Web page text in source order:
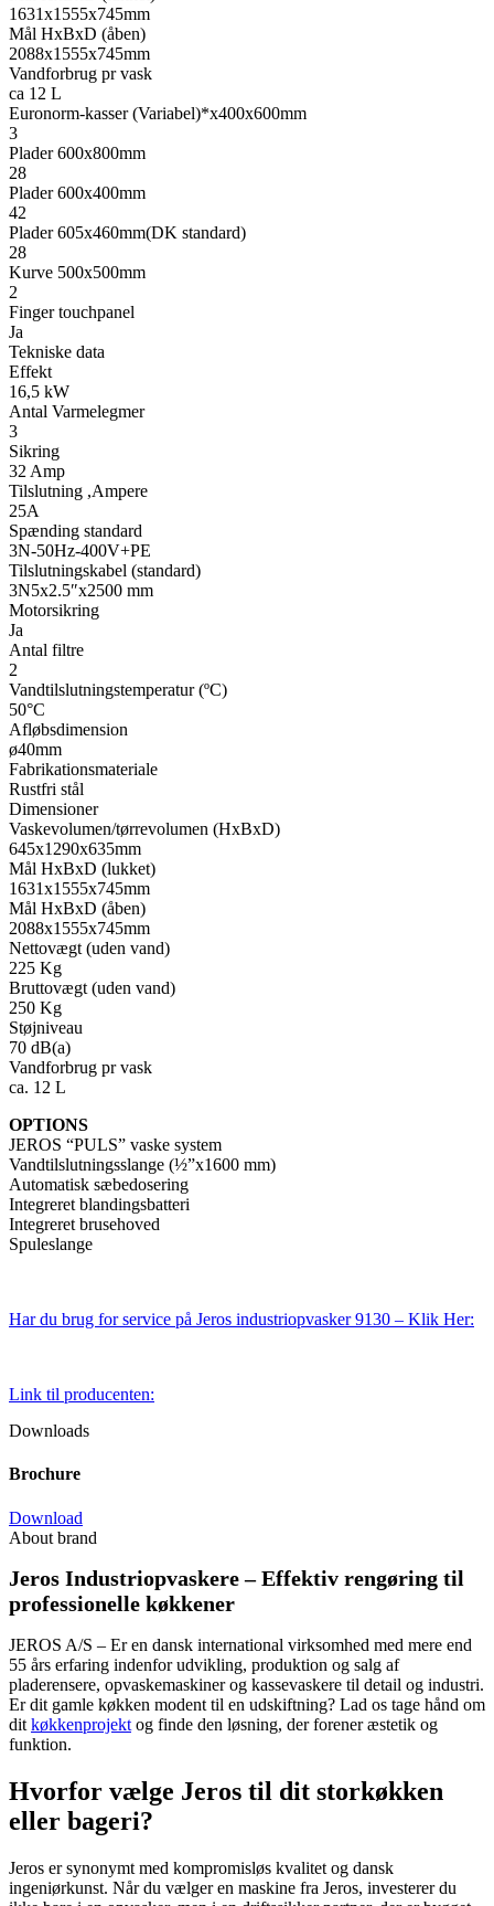
1631x1555x745mm
Mål HxBxD (åben)
2088x1555x745mm
Vandforbrug pr vask
ca 12 L
Euronorm-kasser (Variabel)*x400x600mm
3
Plader 600x800mm
28
Plader 600x400mm
42
Plader 605x460mm(DK standard)
28
Kurve 500x500mm
2
Finger touchpanel
Ja
Tekniske data
Effekt
16,5 kW
Antal Varmelegmer
3
Sikring
32 Amp
Tilslutning ,Ampere
25A
Spænding standard
3N-50Hz-400V+PE
Tilslutningskabel (standard)
3N5x2.5″x2500 mm
Motorsikring
Ja
Antal filtre
2
Vandtilslutningstemperatur (ºC)
50°C
Afløbsdimension
ø40mm
Fabrikationsmateriale
Rustfri stål
Dimensioner
Vaskevolumen/tørrevolumen (HxBxD)
645x1290x635mm
Mål HxBxD (lukket)
1631x1555x745mm
Mål HxBxD (åben)
2088x1555x745mm
Nettovægt (uden vand)
225 Kg
Bruttovægt (uden vand)
250 Kg
Støjniveau
70 dB(a)
Vandforbrug pr vask
ca. 12 L
OPTIONS
JEROS “PULS” vaske system
Vandtilslutningsslange (½”x1600 mm)
Automatisk sæbedosering
Integreret blandingsbatteri
Integreret brusehoved
Spuleslange
Har du brug for service på Jeros industriopvasker 9130 – Klik Her:
Link til producenten:
Downloads
Brochure
Download
About brand
Jeros Industriopvaskere – Effektiv rengøring til
professionelle køkkener
JEROS A/S – Er en dansk international virksomhed med mere end
55 års erfaring indenfor udvikling, produktion og salg af
pladerensere, opvaskemaskiner og kassevaskere til detail og industri.
Er dit gamle køkken modent til en udskiftning? Lad os tage hånd om
dit køkkenprojekt og finde den løsning, der forener æstetik og
funktion.
Hvorfor vælge Jeros til dit storkøkken
eller bageri?
Jeros er synonymt med kompromisløs kvalitet og dansk
ingeniørkunst. Når du vælger en maskine fra Jeros, investerer du